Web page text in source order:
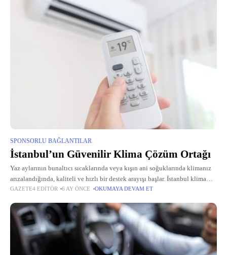
SPONSORLU BAĞLANTILAR
İstanbul’un Güvenilir Klima Çözüm Ortağı
Yaz aylarının bunaltıcı sıcaklarında veya kışın ani soğuklarında klimanız
arızalandığında, kaliteli ve hızlı bir destek arayışı başlar. İstanbul klima
servisi konusunda uzman ekipler, cihazlarınızı en kısa sürede ayağa
GAZETE4 EDITÖR 6 AY ÖNCE OKUMAYA DEVAM ET